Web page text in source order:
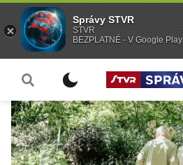
Správy STVR
STVR
BEZPLATNÉ - V Google Play